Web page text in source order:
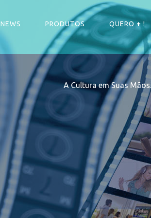
NEWS PRODUTOS QUERO+!
A Cultura em Suas